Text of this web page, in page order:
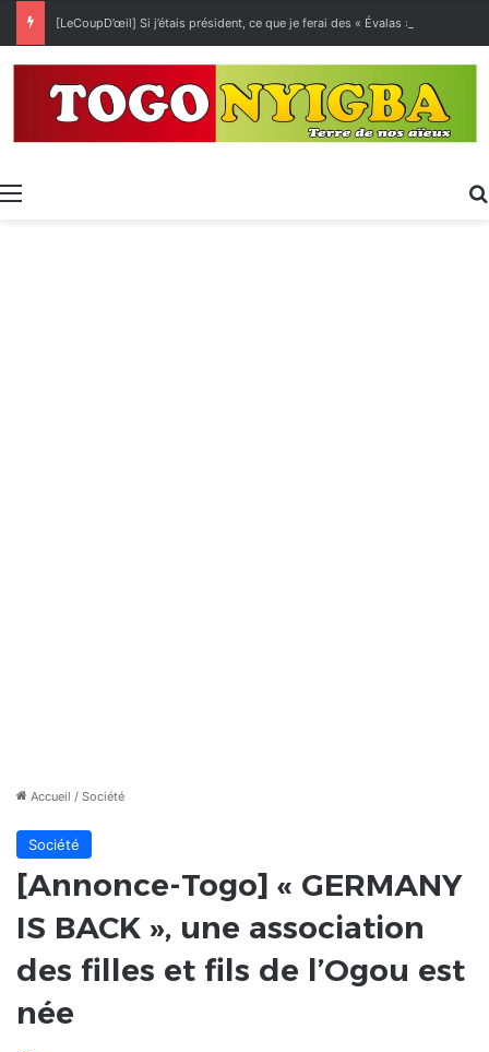
[LeCoupD’œil] Si j’étais président, ce que je ferai des « Évalas »
Menu
Accueil / Société
Société
[Annonce-Togo] « GERMANY
IS BACK », une association
des filles et fils de l’Ogou est
née